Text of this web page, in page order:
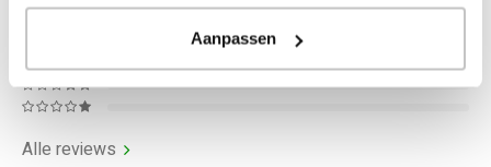
Aanpassen
Alle reviews